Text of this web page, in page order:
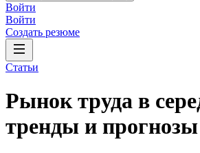
Войти
Войти
Создать резюме
Статьи
Рынок труда в
тренды и